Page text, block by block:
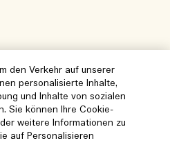
den Verkehr auf unserer
personalisierte Inhalte,
und Inhalte von sozialen
Sie können Ihre Cookie-
weitere Informationen zu
auf Personalisieren